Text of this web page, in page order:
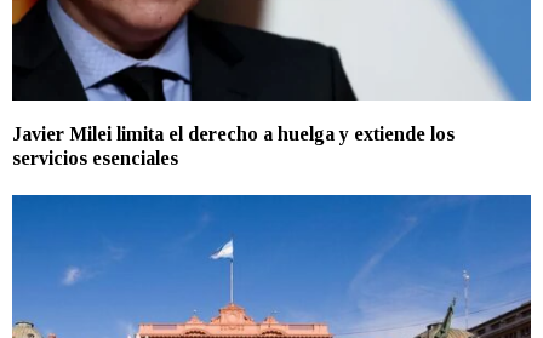
Javier Milei limita el derecho a huelga y extiende los
servicios esenciales